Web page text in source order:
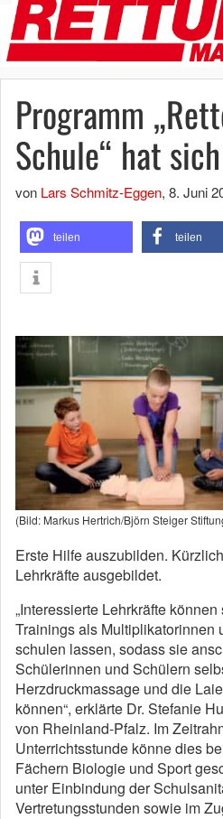
Programm
Schule“ hat
von Lars Schmitz-Eggen, 8. Juni
teilen teilen
(Bild: Markus Hertrich/Björn Steiger
Erste Hilfe auszubilden.
Lehrkräfte ausgebildet.
„Interessierte Lehrkräfte
Trainings als Multiplikatorinnen
schulen lassen, sodass sie
Schülerinnen und Schülern
Herzdruckmassage und die
können“, erklärte Dr. Stefanie
von Rheinland-Pfalz. Im
Unterrichtsstunde könne dies
Fächern Biologie und Sport
unter Einbindung der
Vertretungsstunden sowie im